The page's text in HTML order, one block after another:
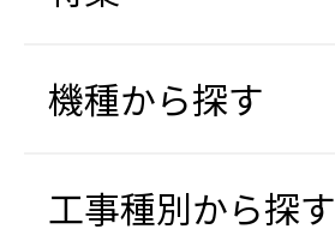
機種から探す
工事種別から探す